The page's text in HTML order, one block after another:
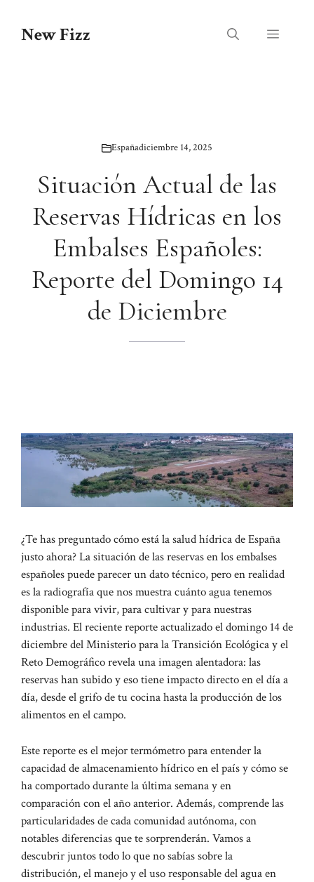
contenidoNew Fizz Menú
Españadiciembre 14, 2025
Situación Actual de las
Reservas Hídricas en los
Embalses Españoles:
Reporte del Domingo 14
de Diciembre
¿Te has preguntado cómo está la salud hídrica de España
justo ahora? La situación de las reservas en los embalses
españoles puede parecer un dato técnico, pero en realidad
es la radiografía que nos muestra cuánto agua tenemos
disponible para vivir, para cultivar y para nuestras
industrias. El reciente reporte actualizado el domingo 14 de
diciembre del Ministerio para la Transición Ecológica y el
Reto Demográfico revela una imagen alentadora: las
reservas han subido y eso tiene impacto directo en el día a
día, desde el grifo de tu cocina hasta la producción de los
alimentos en el campo.
Este reporte es el mejor termómetro para entender la
capacidad de almacenamiento hídrico en el país y cómo se
ha comportado durante la última semana y en
comparación con el año anterior. Además, comprende las
particularidades de cada comunidad autónoma, con
notables diferencias que te sorprenderán. Vamos a
descubrir juntos todo lo que no sabías sobre la
distribución, el manejo y el uso responsable del agua en